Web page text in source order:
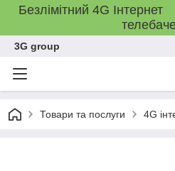
Безлімітний 4G
3G group
Товари та послуги 4G